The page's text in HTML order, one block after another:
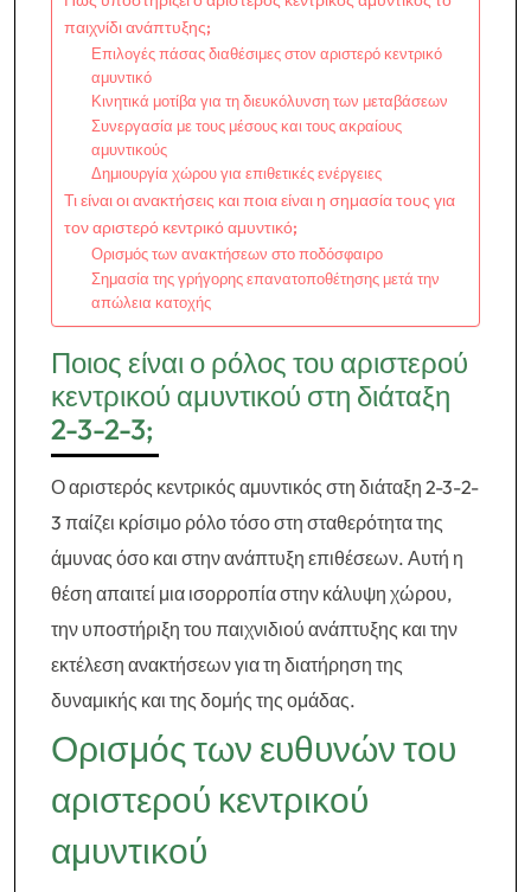
παιχνίδι ανάπτυξης;
Επιλογές πάσας διαθέσιμες στον αριστερό κεντρικό
αμυντικό
Κινητικά μοτίβα για τη διευκόλυνση των μεταβάσεων
Συνεργασία με τους μέσους και τους ακραίους
αμυντικούς
Δημιουργία χώρου για επιθετικές ενέργειες
Τι είναι οι ανακτήσεις και ποια είναι η σημασία τους για
τον αριστερό κεντρικό αμυντικό;
Ορισμός των ανακτήσεων στο ποδόσφαιρο
Σημασία της γρήγορης επανατοποθέτησης μετά την
απώλεια κατοχής
Ποιος είναι ο ρόλος του αριστερού
κεντρικού αμυντικού στη διάταξη
2-3-2-3;
Ο αριστερός κεντρικός αμυντικός στη διάταξη 2-3-2-
3 παίζει κρίσιμο ρόλο τόσο στη σταθερότητα της
άμυνας όσο και στην ανάπτυξη επιθέσεων. Αυτή η
θέση απαιτεί μια ισορροπία στην κάλυψη χώρου,
την υποστήριξη του παιχνιδιού ανάπτυξης και την
εκτέλεση ανακτήσεων για τη διατήρηση της
δυναμικής και της δομής της ομάδας.
Ορισμός των ευθυνών του
αριστερού κεντρικού
αμυντικού